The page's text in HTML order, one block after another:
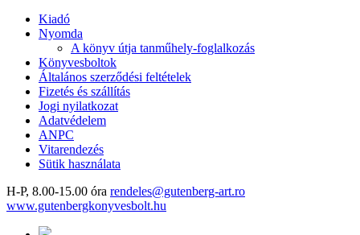
Kiadó
Nyomda
A könyv útja tanműhely-foglalkozás
Könyvesboltok
Általános szerződési feltételek
Fizetés és szállítás
Jogi nyilatkozat
Adatvédelem
ANPC
Vitarendezés
Sütik használata
H-P, 8.00-15.00 óra rendeles@gutenberg-art.ro
www.gutenbergkonyvesbolt.hu